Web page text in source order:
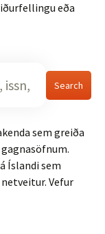
eða
Search
sem greiða
Íslandi sem
Vefur